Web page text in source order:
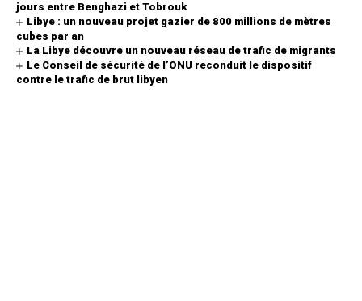
jours entre Benghazi et Tobrouk
Libye : un nouveau projet gazier de 800 millions de mètres
cubes par an
La Libye découvre un nouveau réseau de trafic de migrants
Le Conseil de sécurité de l’ONU reconduit le dispositif
contre le trafic de brut libyen